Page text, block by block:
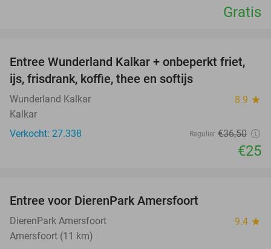
Gratis
32%
Entree Wunderland Kalkar + onbeperkt friet,
ijs, frisdrank, koffie, thee en softijs
Wunderland Kalkar 8.9 star
Kalkar
Verkocht: 27.338
Regulier €36,50
€25
Entree voor DierenPark Amersfoort
DierenPark Amersfoort 9.4 star
Amersfoort (11 km)